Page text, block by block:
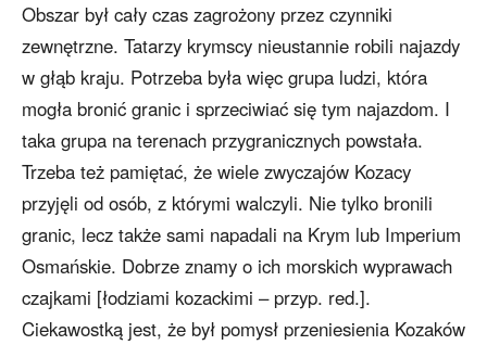
Obszar był cały czas zagrożony przez czynniki
zewnętrzne. Tatarzy krymscy nieustannie robili najazdy
w głąb kraju. Potrzeba była więc grupa ludzi, która
mogła bronić granic i sprzeciwiać się tym najazdom. I
taka grupa na terenach przygranicznych powstała.
Trzeba też pamiętać, że wiele zwyczajów Kozacy
przyjęli od osób, z którymi walczyli. Nie tylko bronili
granic, lecz także sami napadali na Krym lub Imperium
Osmańskie. Dobrze znamy o ich morskich wyprawach
czajkami [łodziami kozackimi – przyp. red.].
Ciekawostką jest, że był pomysł przeniesienia Kozaków